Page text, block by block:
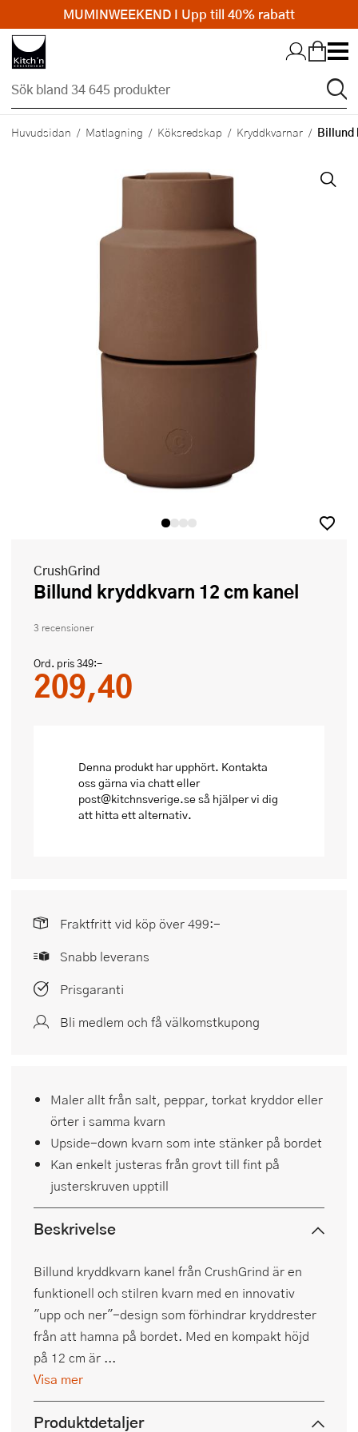
Hopp till huvudinnehållet
Huvudsidan Matlagning Köksredskap Kryddkvarnar Billund
CrushGrind
Billund kryddkvarn 12 cm kanel
3 recensioner
Ord. pris349:-
209,40
Denna produkt har upphört. Kontakta
oss gärna via chatt eller
post@kitchnsverige.se så hjälper vi dig
att hitta ett alternativ.
Fraktfritt vid köp över 499:-
Snabb leverans
Prisgaranti
Bli medlem och få välkomstkupong
Maler allt från salt, peppar, torkat kryddor eller
örter i samma kvarn
Upside-down kvarn som inte stänker på bordet
Kan enkelt justeras från grovt till fint på
justerskruven upptill
Beskrivelse
Billund kryddkvarn kanel från CrushGrind är en
funktionell och stilren kvarn med en innovativ
"upp och ner"-design som förhindrar kryddrester
från att hamna på bordet. Med en kompakt höjd
på 12 cm är ...
Visa mer
Produktdetaljer
MUMINWEEKEND I Upp till 40% rabatt